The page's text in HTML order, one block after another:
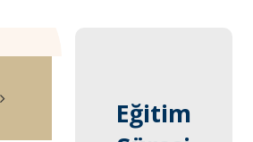
Eğitim
Eğitim